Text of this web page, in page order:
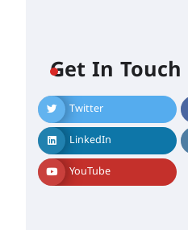
Get In Touch
Twitter
LinkedIn
YouTube
ഉണർന്നു
August 8,
ഐ.ടി.യു.